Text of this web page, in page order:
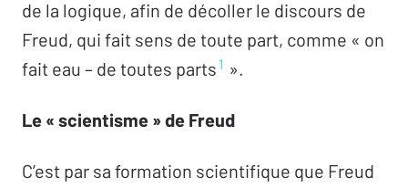
de la logique, afin de décoller le discours de
Freud, qui fait sens de toute part, comme « on
fait eau – de toutes parts 1 ».
Le « scientisme » de Freud
C’est par sa formation scientifique que Freud